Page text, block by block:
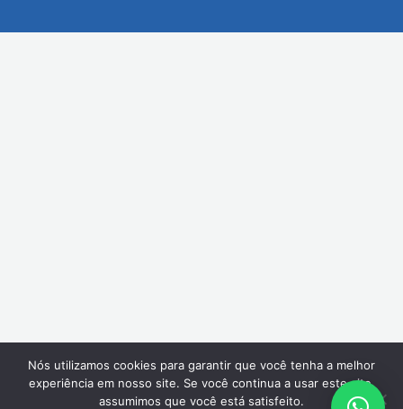
Nós utilizamos cookies para garantir que você tenha a melhor
experiência em nosso site. Se você continua a usar este site,
assumimos que você está satisfeito.